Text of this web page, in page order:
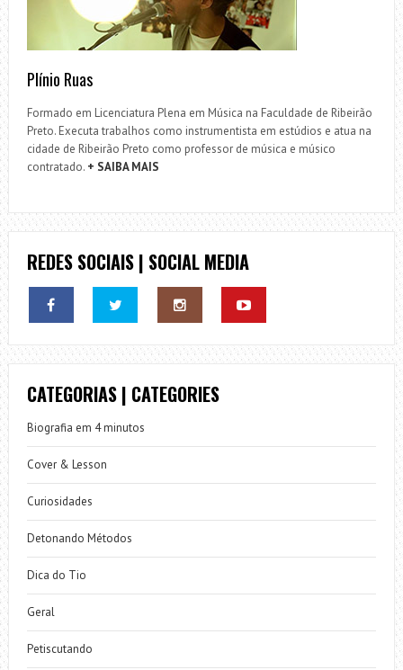
Plínio Ruas
Formado em Licenciatura Plena em Música na Faculdade de Ribeirão
Preto. Executa trabalhos como instrumentista em estúdios e atua na
cidade de Ribeirão Preto como professor de música e músico
contratado. + SAIBA MAIS
REDES SOCIAIS | SOCIAL MEDIA
CATEGORIAS | CATEGORIES
Biografia em 4 minutos
Cover & Lesson
Curiosidades
Detonando Métodos
Dica do Tio
Geral
Petiscutando